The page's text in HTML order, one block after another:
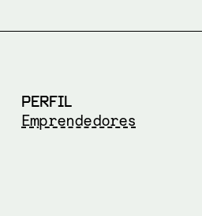
PERFIL
Emprendedores